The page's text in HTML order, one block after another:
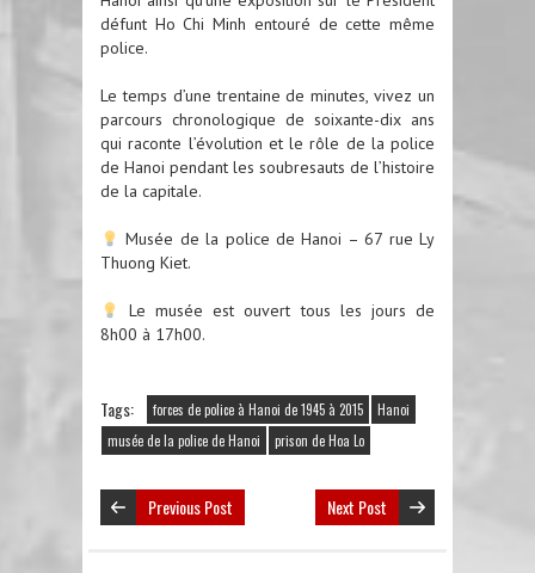
défunt Ho Chi Minh entouré de cette même
police.
Le temps d’une trentaine de minutes, vivez un
parcours chronologique de soixante-dix ans
qui raconte l’évolution et le rôle de la police
de Hanoi pendant les soubresauts de l’histoire
de la capitale.
Musée de la police de Hanoi – 67 rue Ly
Thuong Kiet.
Le musée est ouvert tous les jours de
8h00 à 17h00.
Tags: forces de police à Hanoi de 1945 à 2015
Hanoi
musée de la police de Hanoi
prison de Hoa Lo
Previous Post Next Post